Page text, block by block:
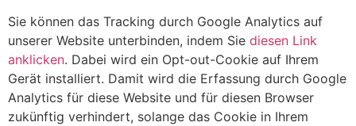
Sie können das Tracking durch Google Analytics auf
unserer Website unterbinden, indem Sie diesen Link
anklicken. Dabei wird ein Opt-out-Cookie auf Ihrem
Gerät installiert. Damit wird die Erfassung durch Google
Analytics für diese Website und für diesen Browser
zukünftig verhindert, solange das Cookie in Ihrem